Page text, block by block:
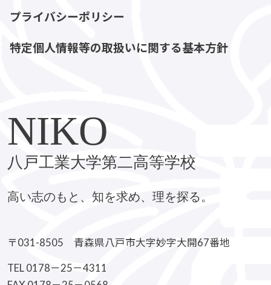
プライバシーポリシー
特定個人情報等の取扱いに関する基本方針
NIKO
八戸工業大学第二高等学校
高い志のもと、知を求め、理を探る。
〒031-8505 青森県八戸市大字妙字大開67番地
TEL 0178－25－4311